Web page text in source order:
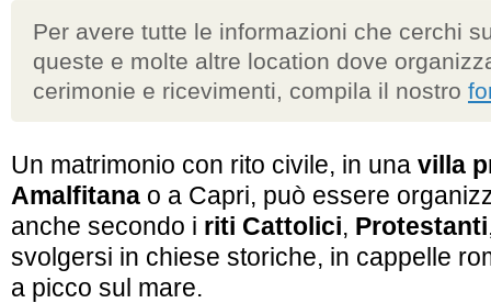
Per avere tutte le informazioni che cerchi
queste e molte altre location dove
cerimonie e ricevimenti, compila il nostro
Un matrimonio con rito civile, in una villa
Amalfitana o a Capri, può essere
anche secondo i riti Cattolici, Protestanti
svolgersi in chiese storiche, in cappelle
a picco sul mare.